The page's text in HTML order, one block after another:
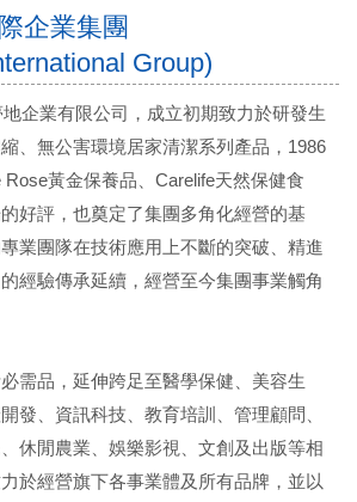
企業集團
Group)
企業有限公司，成立初期致力於研發生
、無公害環境居家清潔系列產品，1986
Rose黃金保養品、Carelife天然保健食
好評，也奠定了集團多角化經營的基
業團隊在技術應用上不斷的突破、精進
經驗傳承延續，經營至今集團事業觸角
需品，延伸跨足至醫學保健、美容生
發、資訊科技、教育培訓、管理顧問、
休閒農業、娛樂影視、文創及出版等相
於經營旗下各事業體及所有品牌，並以